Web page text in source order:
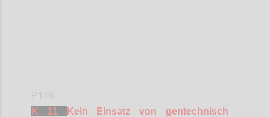
K 11Kein Einsatz von gentechnisch